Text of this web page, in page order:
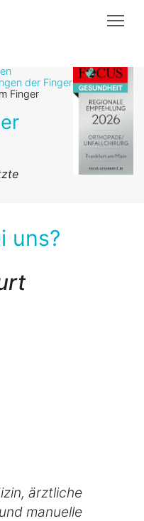
der Finger
Finger
uns?
ärztliche
manuelle